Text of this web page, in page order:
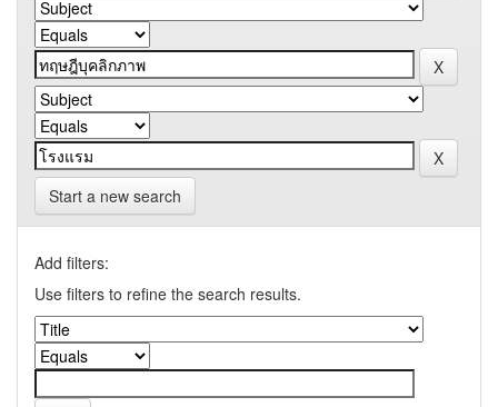
Start a new search
Add filters:
Use filters to refine the search results.